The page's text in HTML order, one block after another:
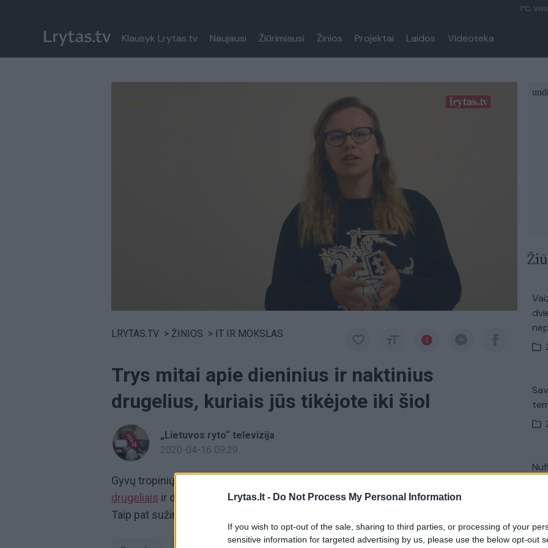
Lrytas.lt - Do Not Process My Personal Information
If you wish to opt-out of the sale, sharing to third parties, or processing of your
sensitive information for targeted advertising by us, please use the below opt-out
1°C,
Klausyk Lrytas.tv Naujausi Žiūrimiausi Žinios Projektai Laidos Videoteka
LRYTAS.TV > ŽINIOS > IT IR MOKSLAS
Trys mitai apie dieninius ir naktinius
drugelius, kuriais jūs tikėjote iki šiol
„Lietuvos ryto“ televizija
2020-04-16 09:29
Gyvų tropinių drugelių parodos edukatoriai kviečia artimiau susipažinti su gražiaisiais
drugeliais ir dalinasi mitais apie naktinius ir dieninius drugelius, kuriais tiki daugelis.
Taip pat sužinosite, kaip atpažinti, kokiu drugeliu grožitės – naktiniu ar dieniniu.